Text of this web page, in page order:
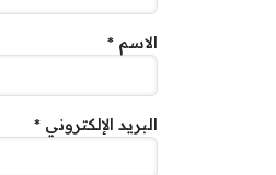
الاسم *
البريد الإلكتروني *